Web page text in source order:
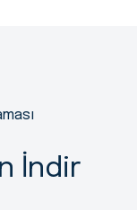
İndir